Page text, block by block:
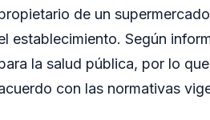
de un
establecimiento. Según
la salud pública, por lo
con las normativas